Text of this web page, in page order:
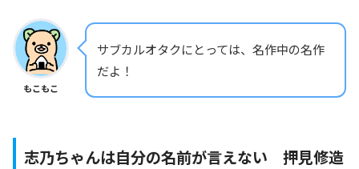
もこもこ
サブカルオタクにとっては、名作中の名作
だよ！
志乃ちゃんは自分の名前が言えない 押見修造